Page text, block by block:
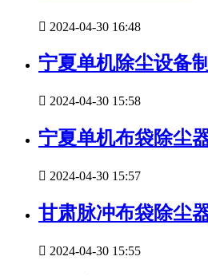
 2024-04-30 16:48
宁夏单机除尘设备
 2024-04-30 15:58
宁夏单机布袋除尘
 2024-04-30 15:57
甘肃脉冲布袋除尘
 2024-04-30 15:55